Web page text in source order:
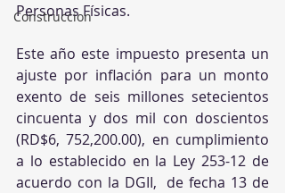
Construccion
Personas Físicas.
Este año este impuesto presenta un
ajuste por inflación para un monto
exento de seis millones setecientos
cincuenta y dos mil con doscientos
(RD$6, 752,200.00), en cumplimiento
a lo establecido en la Ley 253-12 de
acuerdo con la DGII,  de fecha 13 de